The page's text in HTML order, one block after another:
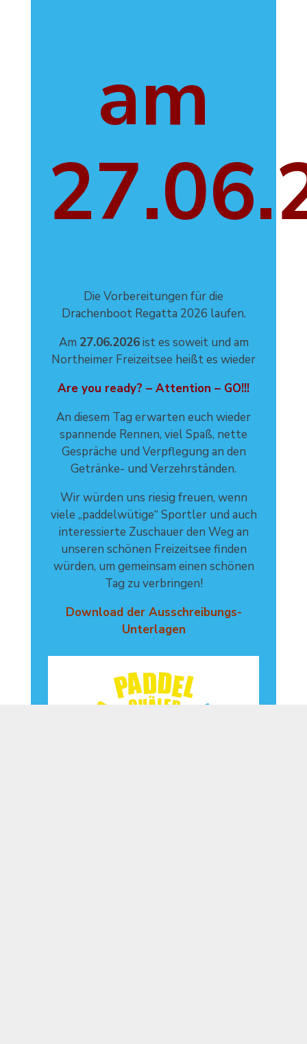
am
Die Vorbereitungen für die
Drachenboot Regatta 2026 laufen.
Am 27.06.2026ist es soweit und am
Northeimer Freizeitsee heißt es wieder
Are you ready? – Attention – GO!!!
An diesem Tag erwarten euch wieder
spannende Rennen, viel Spaß, nette
Gespräche und Verpflegung an den
Getränke- und Verzehrständen.
Wir würden uns riesig freuen, wenn
viele „paddelwütige“ Sportler und auch
interessierte Zuschauer den Weg an
unseren schönen Freizeitsee finden
würden, um gemeinsam einen schönen
Tag zu verbringen!
Download der Ausschreibungs-
Unterlagen